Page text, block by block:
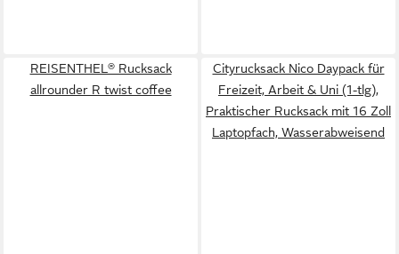
REISENTHEL® Rucksack
allrounder R twist coffee
Cityrucksack Nico Daypack für
Freizeit, Arbeit & Uni (1-tlg),
Praktischer Rucksack mit 16 Zoll
Laptopfach, Wasserabweisend